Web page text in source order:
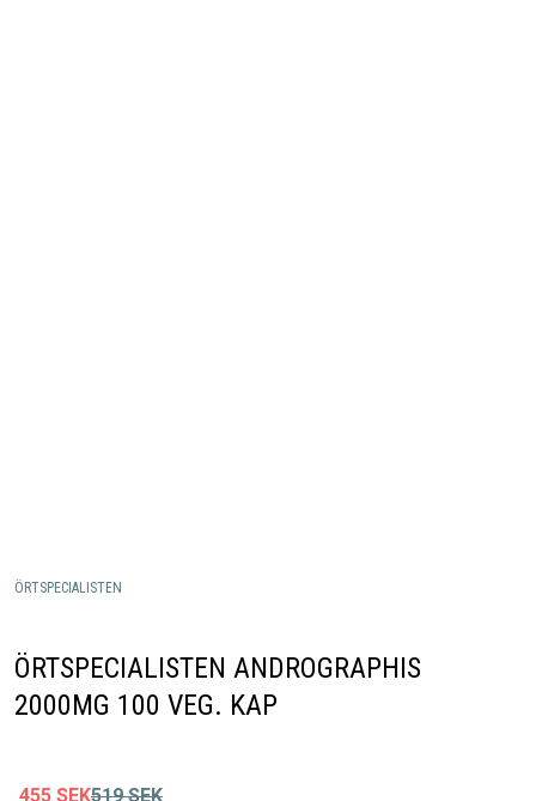
ÖRTSPECIALISTEN
ÖRTSPECIALISTEN ANDROGRAPHIS
2000MG 100 VEG. KAP
455 SEK519 SEK